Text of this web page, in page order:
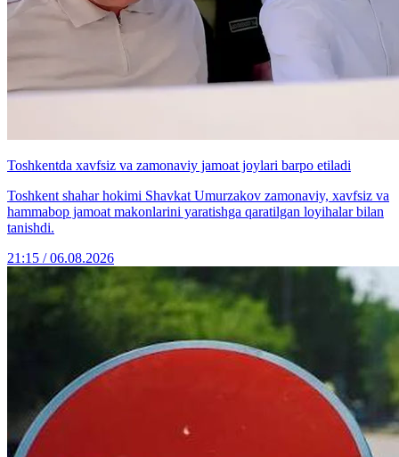
Toshkentda xavfsiz va zamonaviy jamoat joylari barpo etiladi
Toshkent shahar hokimi Shavkat Umurzakov zamonaviy, xavfsiz va
hammabop jamoat makonlarini yaratishga qaratilgan loyihalar bilan
tanishdi.
21:15 / 06.08.2026